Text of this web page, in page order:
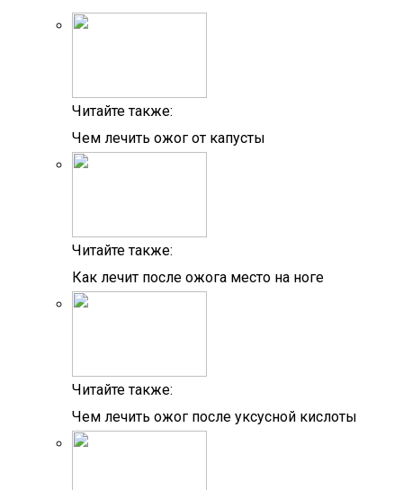
Читайте также:
Чем лечить ожог от капусты
Читайте также:
Как лечит после ожога место на ноге
Читайте также:
Чем лечить ожог после уксусной кислоты